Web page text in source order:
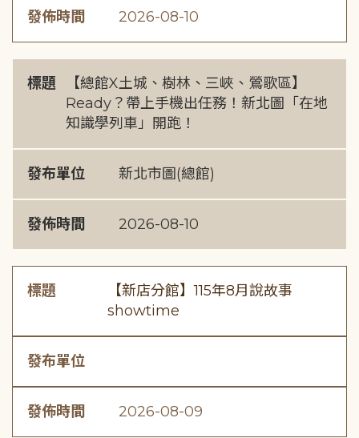
發佈時間 2026-08-10
標題
【總館X土城、樹林、三峽、鶯歌區】
Ready？帶上手機出任務！新北圖「在地
知識學列車」開跑！
發布單位 新北市圖(總館)
發佈時間 2026-08-10
標題
【新店分館】115年8月說故事
showtime
發布單位
發佈時間 2026-08-09